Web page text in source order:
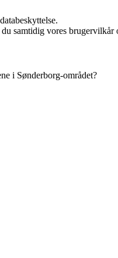
samtidig vores
i Sønderborg-området?